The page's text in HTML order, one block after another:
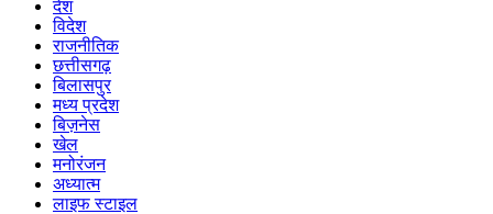
देश
विदेश
राजनीतिक
छत्तीसगढ़
बिलासपुर
मध्य प्रदेश
बिज़नेस
खेल
मनोरंजन
अध्यात्म
लाइफ स्टाइल